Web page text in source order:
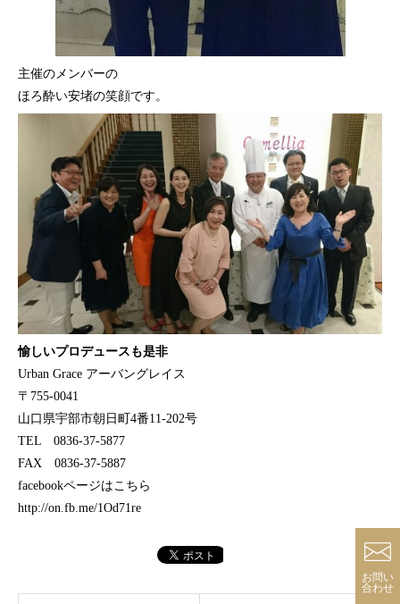
主催のメンバーの
ほろ酔い安堵の笑顔です。
愉しいプロデュースも是非
Urban Grace アーバングレイス
〒755-0041
山口県宇部市朝日町4番11-202号
TEL 0836-37-5877
FAX 0836-37-5887
facebookページはこちら
http://on.fb.me/1Od71re
お問い
合わせ